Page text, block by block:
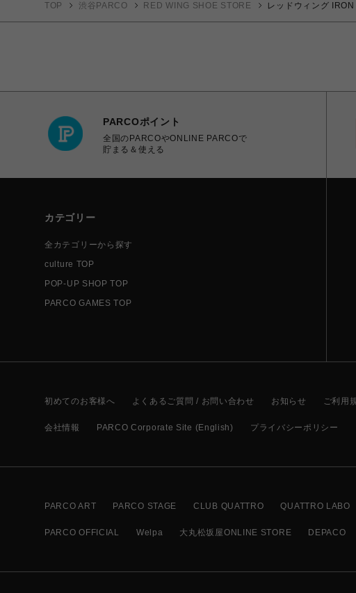
TOP 渋谷PARCO RED WING SHOE STORE レッドウィング
PARCOポイント
全国のPARCOやONLINE PARCOで
貯まる＆使える
カテゴリー
全カテゴリーから探す
culture TOP
POP-UP SHOP TOP
PARCO GAMES TOP
初めてのお客様へ よくあるご質問 / お問い合わせ お知らせ ご利用
会社情報 PARCO Corporate Site (English) プライバシーポリシー
PARCO ART PARCO STAGE CLUB QUATTRO QUATTRO LABO
PARCO OFFICIAL Welpa 大丸松坂屋ONLINE STORE DEPACO